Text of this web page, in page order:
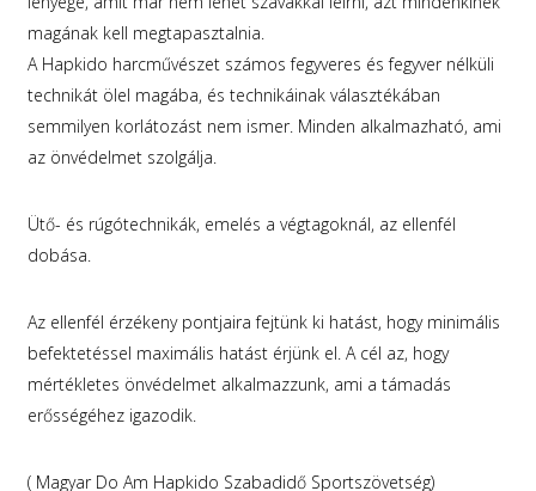
magának kell megtapasztalnia.
A Hapkido harcművészet számos fegyveres és fegyver nélküli
technikát ölel magába, és technikáinak választékában
semmilyen korlátozást nem ismer. Minden alkalmazható, ami
az önvédelmet szolgálja.
Ütő- és rúgótechnikák, emelés a végtagoknál, az ellenfél
dobása.
Az ellenfél érzékeny pontjaira fejtünk ki hatást, hogy minimális
befektetéssel maximális hatást érjünk el. A cél az, hogy
mértékletes önvédelmet alkalmazzunk, ami a támadás
erősségéhez igazodik.
( Magyar Do Am Hapkido Szabadidő Sportszövetség)